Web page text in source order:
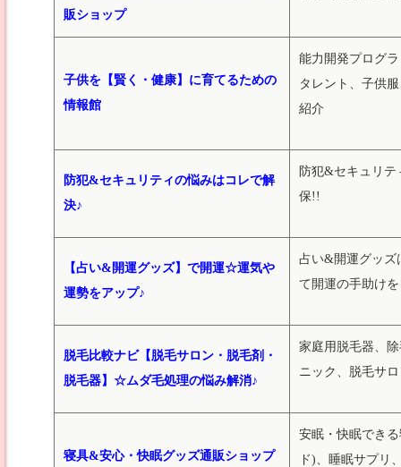
販ショップ
子供を【賢く・健康】に育てるための
情報館
能力開発プログ
タレント、子供
紹介
防犯&セキュリティの悩みはコレで解
決♪
防犯&セキュリテ
保!!
【占い&開運グッズ】で開運☆運気や
運勢をアップ♪
占い&開運グッズ
て開運の手助け
脱毛比較ナビ【脱毛サロン・脱毛剤・
脱毛器】☆ムダ毛処理の悩み解消♪
家庭用脱毛器、
ニック、脱毛サ
寝具&安心・快眠グッズ通販ショップ
安眠・快眠でき
ド)、睡眠サプリ